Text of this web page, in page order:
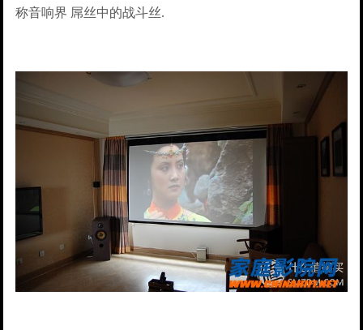
称音响界 屌丝中的战斗丝.